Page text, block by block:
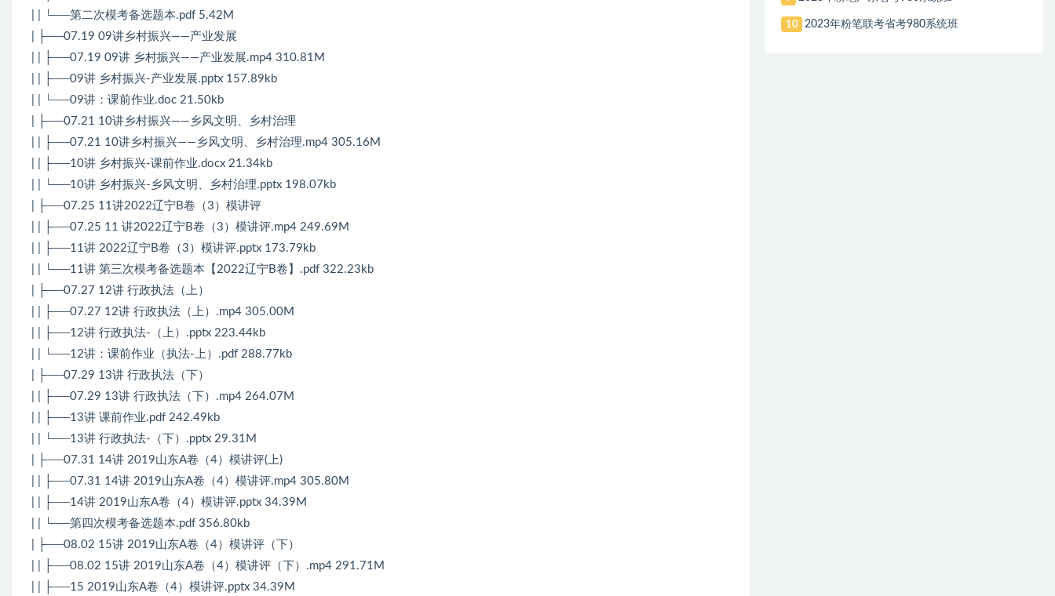
| | └──第二次模考备选题本.pdf 5.42M
| ├──07.19 09讲乡村振兴——产业发展
| | ├──07.19 09讲 乡村振兴——产业发展.mp4 310.81M
| | ├──09讲 乡村振兴-产业发展.pptx 157.89kb
| | └──09讲：课前作业.doc 21.50kb
| ├──07.21 10讲乡村振兴——乡风文明、乡村治理
| | ├──07.21 10讲乡村振兴——乡风文明、乡村治理.mp4 305.16M
| | ├──10讲 乡村振兴-课前作业.docx 21.34kb
| | └──10讲 乡村振兴-乡风文明、乡村治理.pptx 198.07kb
| ├──07.25 11讲2022辽宁B卷（3）模讲评
| | ├──07.25 11 讲2022辽宁B卷（3）模讲评.mp4 249.69M
| | ├──11讲 2022辽宁B卷（3）模讲评.pptx 173.79kb
| | └──11讲 第三次模考备选题本【2022辽宁B卷】.pdf 322.23kb
| ├──07.27 12讲 行政执法（上）
| | ├──07.27 12讲 行政执法（上）.mp4 305.00M
| | ├──12讲 行政执法-（上）.pptx 223.44kb
| | └──12讲：课前作业（执法-上）.pdf 288.77kb
| ├──07.29 13讲 行政执法（下）
| | ├──07.29 13讲 行政执法（下）.mp4 264.07M
| | ├──13讲 课前作业.pdf 242.49kb
| | └──13讲 行政执法-（下）.pptx 29.31M
| ├──07.31 14讲 2019山东A卷（4）模讲评(上)
| | ├──07.31 14讲 2019山东A卷（4）模讲评.mp4 305.80M
| | ├──14讲 2019山东A卷（4）模讲评.pptx 34.39M
| | └──第四次模考备选题本.pdf 356.80kb
| ├──08.02 15讲 2019山东A卷（4）模讲评（下）
| | ├──08.02 15讲 2019山东A卷（4）模讲评（下）.mp4 291.71M
| | ├──15 2019山东A卷（4）模讲评.pptx 34.39M
10 2023年粉笔联考省考980系统班